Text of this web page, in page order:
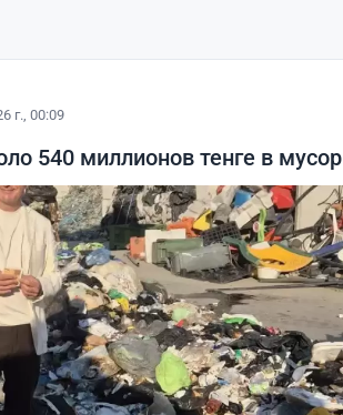
г., 00:09
540 миллионов тенге в мусор